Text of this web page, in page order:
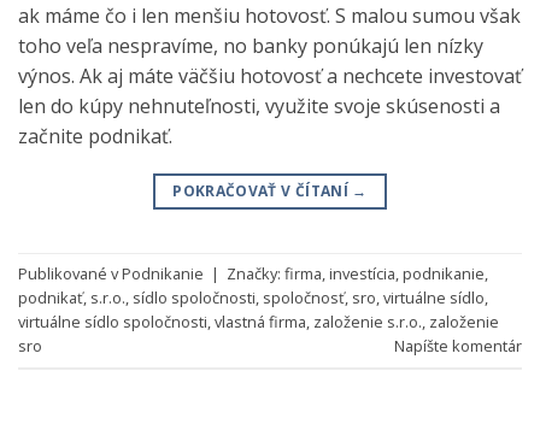
ak máme čo i len menšiu hotovosť. S malou sumou však
toho veľa nespravíme, no banky ponúkajú len nízky
výnos. Ak aj máte väčšiu hotovosť a nechcete investovať
len do kúpy nehnuteľnosti, využite svoje skúsenosti a
začnite podnikať.
POKRAČOVAŤ V ČÍTANÍ →
Publikované vPodnikanie | Značky: firma,investícia,podnikanie,
podnikať, s.r.o., sídlo spoločnosti, spoločnosť, sro,virtuálne sídlo,
virtuálne sídlo spoločnosti,vlastná firma, založenie s.r.o., založenie
sro
Napíšte komentár